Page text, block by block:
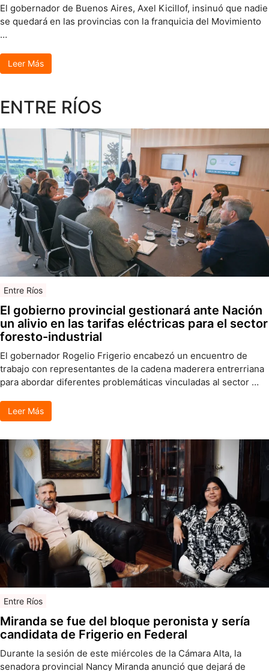
El gobernador de Buenos Aires, Axel Kicillof, insinuó que nadie
se quedará en las provincias con la franquicia del Movimiento
…
Leer Más
ENTRE RÍOS
Entre Ríos
El gobierno provincial gestionará ante Nación
un alivio en las tarifas eléctricas para el sector
foresto-industrial
El gobernador Rogelio Frigerio encabezó un encuentro de
trabajo con representantes de la cadena maderera entrerriana
para abordar diferentes problemáticas vinculadas al sector …
Leer Más
Entre Ríos
Miranda se fue del bloque peronista y sería
candidata de Frigerio en Federal
Durante la sesión de este miércoles de la Cámara Alta, la
senadora provincial Nancy Miranda anunció que dejará de